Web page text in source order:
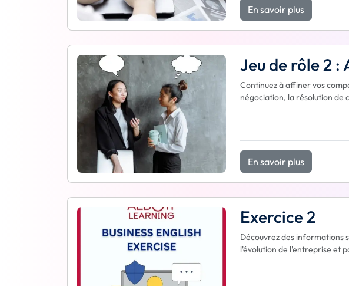
En savoir plus
Jeu de rôle 2 :
Continuez à affiner vos
négociation, la résolution de
En savoir plus
Exercice 2
Découvrez des informations
l'évolution de l'entreprise et